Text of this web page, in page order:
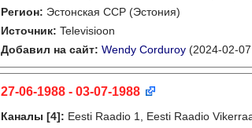
Регион: Эстонская ССР (Эстония)
Источник: Televisioon
Добавил на сайт: Wendy Corduroy (2024-02-
27-06-1988 - 03-07-1988
Каналы [4]: Eesti Raadio 1, Eesti Raadio